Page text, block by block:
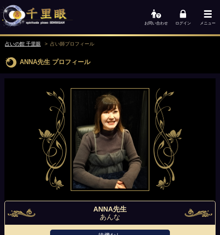
お問い合わせ ログイン メニュー
占いの館 千里眼 占い師プロフィール
ANNA先生 プロフィール
ANNA先生
あんな